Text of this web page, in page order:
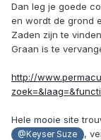
Dan leg je goede
en wordt de grond
Zaden zijn te
Graan is te
http://
Hele mooie site
@Keyser Suze ,